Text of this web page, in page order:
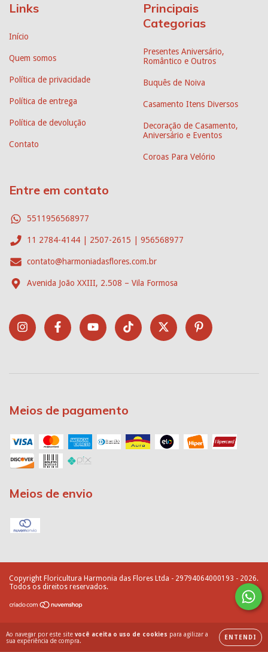
Ao navegar por este site você aceita o uso de cookies para agilizar a
sua experiência de compra.
ENTENDI
Links
Início
Quem somos
Política de privacidade
Política de entrega
Política de devolução
Contato
Principais
Categorias
Presentes Aniversário,
Romântico e Outros
Buquês de Noiva
Casamento Itens Diversos
Decoração de Casamento,
Aniversário e Eventos
Coroas Para Velório
Entre em contato
5511956568977
11 2784-4144 | 2507-2615 | 956568977
contato@harmoniadasflores.com.br
Avenida João XXIII, 2.508 – Vila Formosa
Meios de pagamento
Meios de envio
Copyright Floricultura Harmonia das Flores Ltda - 29794064000193 - 2026.
Todos os direitos reservados.